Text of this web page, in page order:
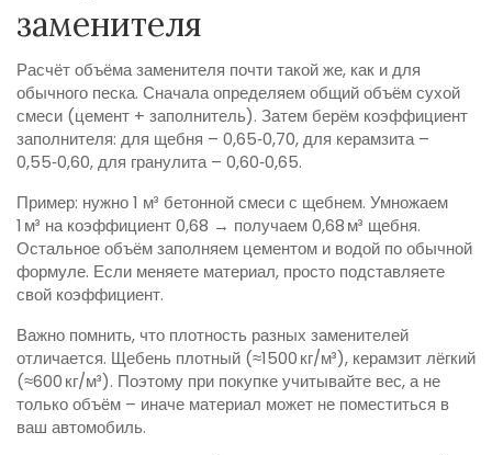
заменителя
Расчёт объёма заменителя почти такой же, как и для
обычного песка. Сначала определяем общий объём сухой
смеси (цемент + заполнитель). Затем берём коэффициент
заполнителя: для щебня – 0,65‑0,70, для керамзита –
0,55‑0,60, для гранулита – 0,60‑0,65.
Пример: нужно 1 м³ бетонной смеси с щебнем. Умножаем
1 м³ на коэффициент 0,68 → получаем 0,68 м³ щебня.
Остальное объём заполняем цементом и водой по обычной
формуле. Если меняете материал, просто подставляете
свой коэффициент.
Важно помнить, что плотность разных заменителей
отличается. Щебень плотный (≈1500 кг/м³), керамзит лёгкий
(≈600 кг/м³). Поэтому при покупке учитывайте вес, а не
только объём – иначе материал может не поместиться в
ваш автомобиль.